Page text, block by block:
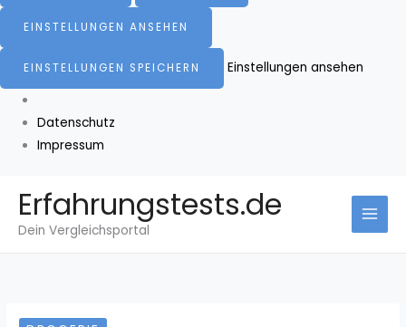
EINSTELLUNGEN ANSEHEN
EINSTELLUNGEN SPEICHERN Einstellungen ansehen
Datenschutz
Impressum
Inhalt
springen
Erfahrungstests.de
Dein Vergleichsportal